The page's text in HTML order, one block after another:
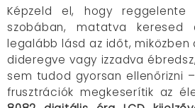
Képzeld el, hogy reggelente
szobában, matatva
legalább lásd az időt,
dideregve vagy izzadva
sem tudod gyorsan ellenőrizni
frusztrációk megkeserítik az